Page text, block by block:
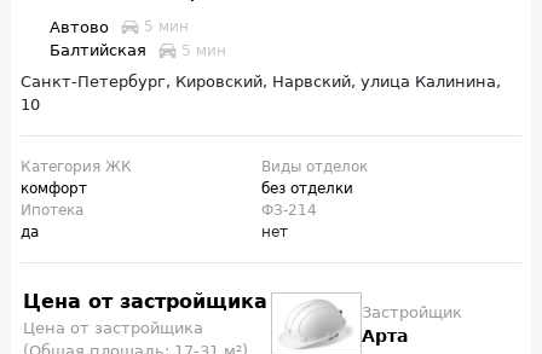
Автово 5 мин
Балтийская 5 мин
Санкт-Петербург, Кировский, Нарвский, улица Калинина,
10
Категория ЖК
комфорт
Виды отделок
без отделки
Ипотека
да
ФЗ-214
нет
Цена от застройщика
Цена от застройщика
Застройщик
Арта